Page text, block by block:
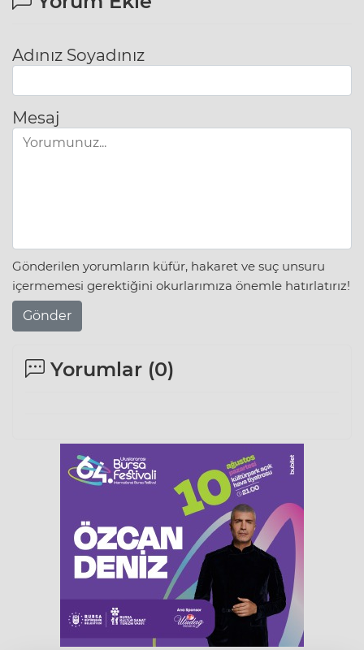
Adınız Soyadınız
Mesaj
Gönderilen yorumların küfür, hakaret ve suç unsuru
içermemesi gerektiğini okurlarımıza önemle hatırlatırız!
Gönder
Yorumlar (0)